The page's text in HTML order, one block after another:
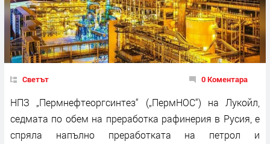
Светът 0 Коментара
НПЗ „Пермнефтеоргсинтез“ („ПермНОС“) на Лукойл,
седмата по обем на преработка рафинерия в Русия, е
спряла напълно преработката на петрол и